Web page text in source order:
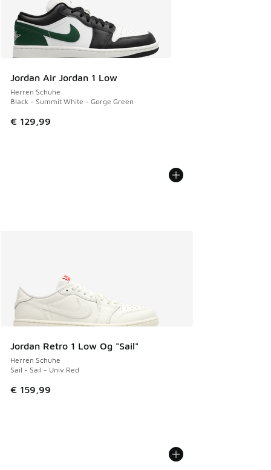
Jordan Air Jordan 1 Low
Herren Schuhe
Black - Summit White - Gorge Green
€ 129,99
Jordan Retro 1 Low Og "Sail"
Herren Schuhe
Sail - Sail - Univ Red
€ 159,99